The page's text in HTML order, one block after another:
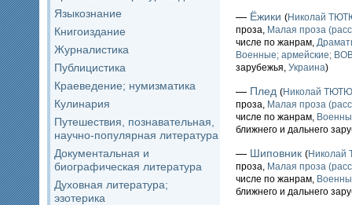
Языкознание
Книгоиздание
Журналистика
Публицистика
Краеведение; нумизматика
Кулинария
Путешествия, познавательная,
научно-популярная литература
Документальная и
биографическая литература
Духовная литература;
эзотерика
— Ёжики (Николай
проза, Малая проза
числе по жанрам,
Военные; армейские;
зарубежья, Украина)
— Плед (Николай
проза, Малая проза
числе по жанрам,
ближнего и дальнего
— Шиповник (
проза, Малая проза
числе по жанрам,
ближнего и дальнего